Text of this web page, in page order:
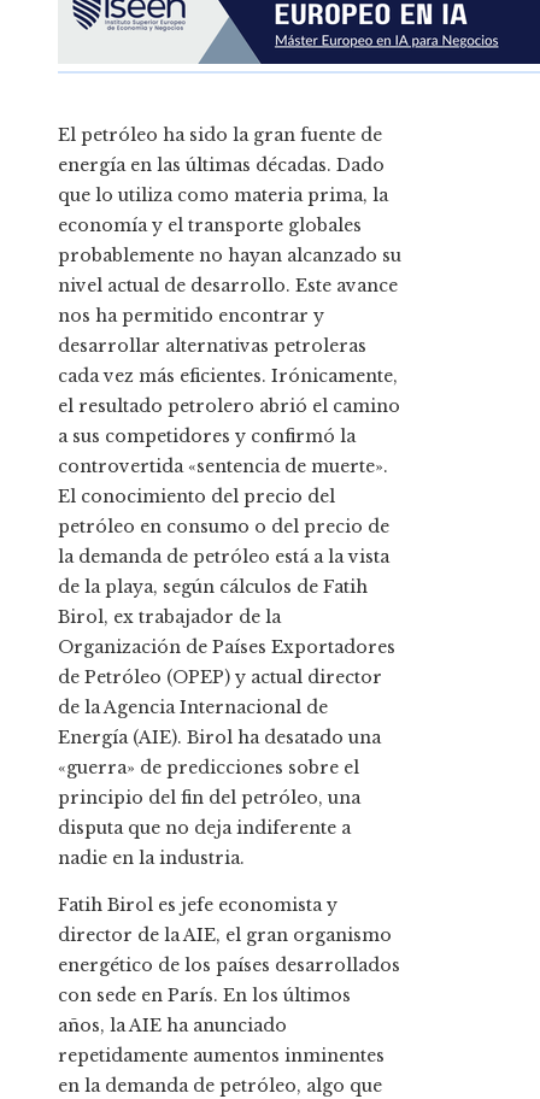
El petróleo ha sido la gran fuente de
energía en las últimas décadas. Dado
que lo utiliza como materia prima, la
economía y el transporte globales
probablemente no hayan alcanzado su
nivel actual de desarrollo. Este avance
nos ha permitido encontrar y
desarrollar alternativas petroleras
cada vez más eficientes. Irónicamente,
el resultado petrolero abrió el camino
a sus competidores y confirmó la
controvertida «sentencia de muerte».
El conocimiento del precio del
petróleo en consumo o del precio de
la demanda de petróleo está a la vista
de la playa, según cálculos de Fatih
Birol, ex trabajador de la
Organización de Países Exportadores
de Petróleo (OPEP) y actual director
de la Agencia Internacional de
Energía (AIE). Birol ha desatado una
«guerra» de predicciones sobre el
principio del fin del petróleo, una
disputa que no deja indiferente a
nadie en la industria.
Fatih Birol es jefe economista y
director de la AIE, el gran organismo
energético de los países desarrollados
con sede en París. En los últimos
años, la AIE ha anunciado
repetidamente aumentos inminentes
en la demanda de petróleo, algo que